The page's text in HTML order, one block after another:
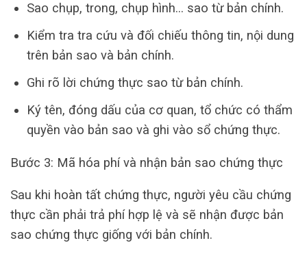
Sao chụp, trong, chụp hình… sao từ bản chính.
Kiểm tra tra cứu và đối chiếu thông tin, nội dung
trên bản sao và bản chính.
Ghi rõ lời chứng thực sao từ bản chính.
Ký tên, đóng dấu của cơ quan, tổ chức có thẩm
quyền vào bản sao và ghi vào sổ chứng thực.
Bước 3: Mã hóa phí và nhận bản sao chứng thực
Sau khi hoàn tất chứng thực, người yêu cầu chứng
thực cần phải trả phí hợp lệ và sẽ nhận được bản
sao chứng thực giống với bản chính.